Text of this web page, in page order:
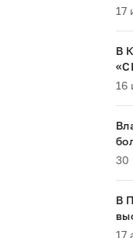
17
В
их
16
30
В
17